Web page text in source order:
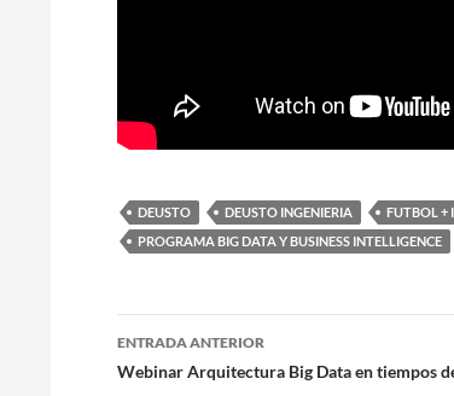
DEUSTO DEUSTO INGENIERIA FUTBOL +
PROGRAMA BIG DATA Y BUSINESS INTELLIGENCE
Navegación
de
ENTRADA ANTERIOR
Webinar Arquitectura Big Data en tiempos